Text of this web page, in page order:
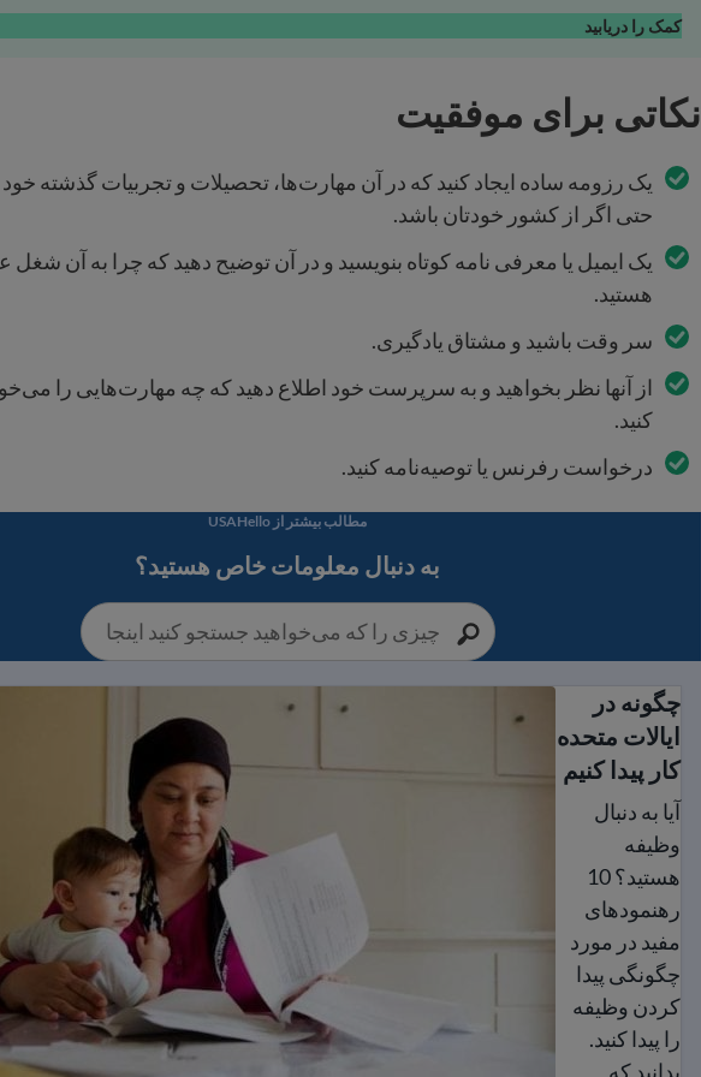
کمک را دریابید
نکاتی برای موفقیت
یک رزومه ساده ایجاد کنید که در آن مهارت‌ها، تحصیلات و تجربیات گذشته خود
حتی اگر از کشور خودتان باشد.
یک ایمیل یا معرفی نامه کوتاه بنویسید و در آن توضیح دهید که چرا به آن شغل
هستید.
سر وقت باشید و مشتاق یادگیری.
از آنها نظر بخواهید و به سرپرست خود اطلاع دهید که چه مهارت‌هایی را
کنید.
درخواست رفرنس یا توصیه‌نامه کنید.
مطالب بیشتر از USAHello
به دنبال معلومات خاص هستید؟
چگونه در ایالات متحده کار پیدا کنیم
چگونه در
ایالات متحده
کار پیدا کنیم
آیا به دنبال
وظیفه
هستید؟ 10
رهنمود‌های
مفید در مورد
چگونگی پیدا
کردن وظیفه
را پیدا کنید.
بدانید که